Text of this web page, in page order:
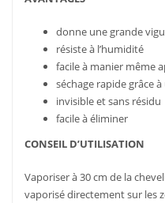
donne une grande
résiste à l’humidité
facile à manier même
séchage rapide grâce
invisible et sans résidu
facile à éliminer
CONSEIL D’UTILISATION
Vaporiser à 30 cm de la
vaporisé directement sur les